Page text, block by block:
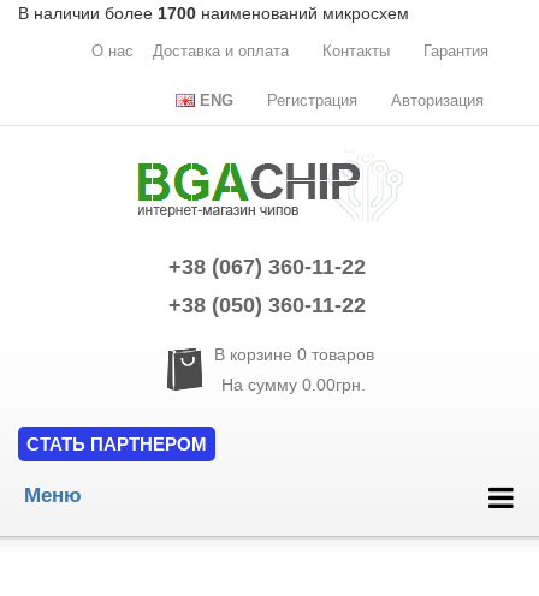
В наличии более 1700 наименований микросхем
О нас Доставка и оплата Контакты Гарантия
ENG Регистрация Авторизация
+38 (067) 360-11-22
+38 (050) 360-11-22
В корзине 0товаров
На сумму 0.00грн.
СТАТЬ ПАРТНЕРОМ
Меню